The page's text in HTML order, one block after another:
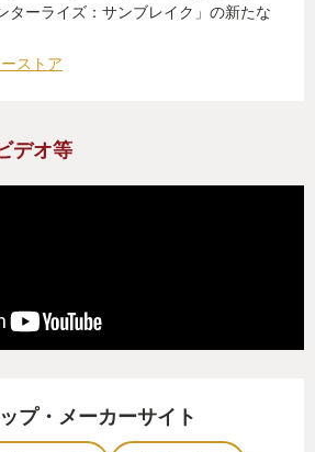
ターライズ：サンブレイク」の新たな
ストア
デオ等
プ・メーカーサイト